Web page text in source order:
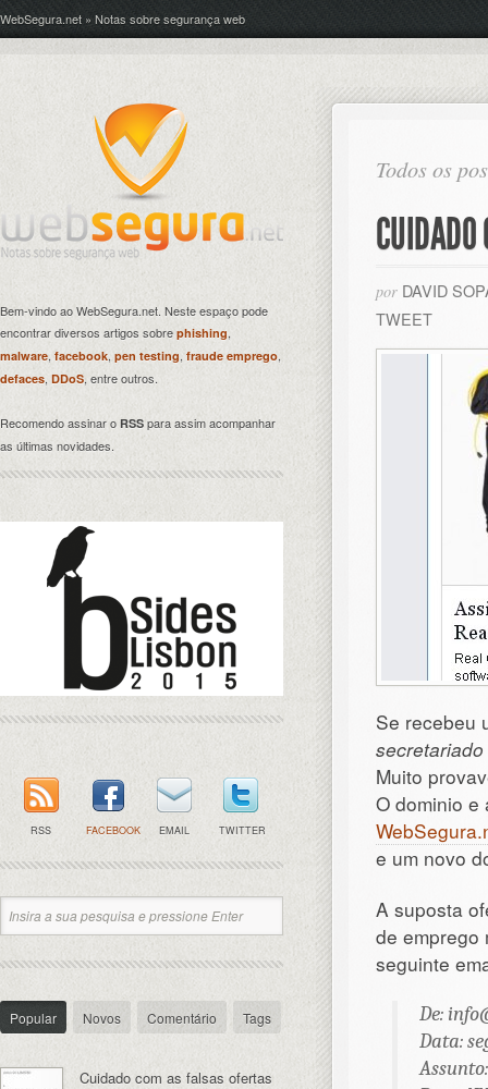
WebSegura.net » Notas sobre segurança web
Todos os
CUIDADO
por DAVID
TWEET
Se recebeu
secretariado
Muito
O dominio e
e um novo
A suposta
de emprego
seguinte
De:
Data:
Bem-vindo ao WebSegura.net. Neste espaço pode
encontrar diversos artigos sobre phishing,
malware, facebook, pen testing fraude emprego,
defaces, DDoS, entre outros.
Recomendo assinar o RSS para assim acompanhar
as últimas novidades.
RSS FACEBOOK EMAIL TWITTER
Popular Novos Comentário Tags
Cuidado com as falsas ofertas